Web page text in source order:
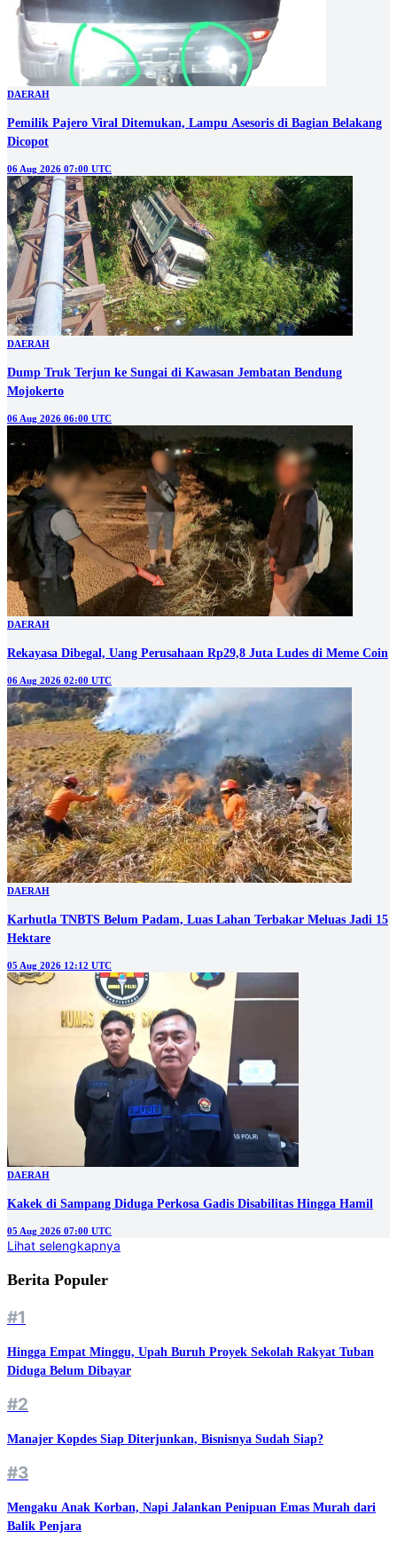
DAERAH
Pemilik Pajero Viral Ditemukan, Lampu Asesoris di Bagian Belakang
Dicopot
06 Aug 2026 07:00 UTC
DAERAH
Dump Truk Terjun ke Sungai di Kawasan Jembatan Bendung
Mojokerto
06 Aug 2026 06:00 UTC
DAERAH
Rekayasa Dibegal, Uang Perusahaan Rp29,8 Juta Ludes di Meme Coin
06 Aug 2026 02:00 UTC
DAERAH
Karhutla TNBTS Belum Padam, Luas Lahan Terbakar Meluas Jadi 15
Hektare
05 Aug 2026 12:12 UTC
DAERAH
Kakek di Sampang Diduga Perkosa Gadis Disabilitas Hingga Hamil
05 Aug 2026 07:00 UTC
Lihat selengkapnya
Berita Populer
#1
Hingga Empat Minggu, Upah Buruh Proyek Sekolah Rakyat Tuban
Diduga Belum Dibayar
#2
Manajer Kopdes Siap Diterjunkan, Bisnisnya Sudah Siap?
#3
Mengaku Anak Korban, Napi Jalankan Penipuan Emas Murah dari
Balik Penjara